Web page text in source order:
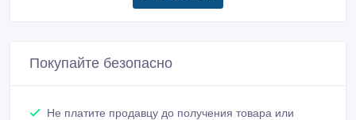
Покупайте безопасно
Не платите продавцу до получения товара или